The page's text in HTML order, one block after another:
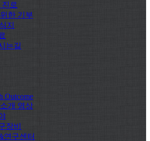
진로
한 기부
지
는길
Outcome
개 영상
장비
연구센터